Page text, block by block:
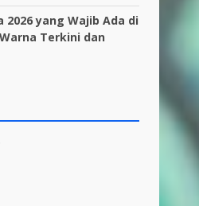
2026 yang Wajib Ada di
Terkini dan